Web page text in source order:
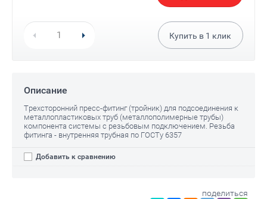
Купить в 1 клик
Описание
Трехсторонний пресс-фитинг (тройник) для подсоединения к
металлопластиковых труб (металлополимерные трубы)
компонента системы с резьбовым подключением. Резьба
фитинга - внутренняя трубная по ГОСТу 6357
Добавить к сравнению
поделиться